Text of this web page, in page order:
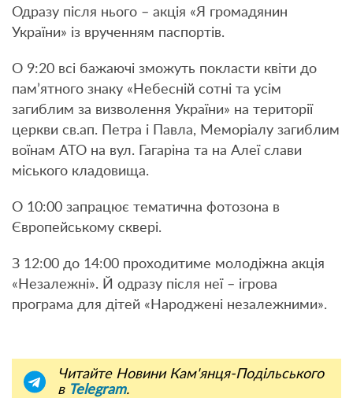
Одразу після нього – акція «Я громадянин
України» із врученням паспортів.
О 9:20 всі бажаючі зможуть покласти квіти до
пам’ятного знаку «Небесній сотні та усім
загиблим за визволення України» на території
церкви св.ап. Петра і Павла, Меморіалу загиблим
воїнам АТО на вул. Гагаріна та на Алеї слави
міського кладовища.
О 10:00 запрацює тематична фотозона в
Європейському сквері.
З 12:00 до 14:00 проходитиме молодіжна акція
«Незалежні». Й одразу після неї – ігрова
програма для дітей «Народжені незалежними».
Читайте Новини Кам'янця-Подільського
в Telegram.